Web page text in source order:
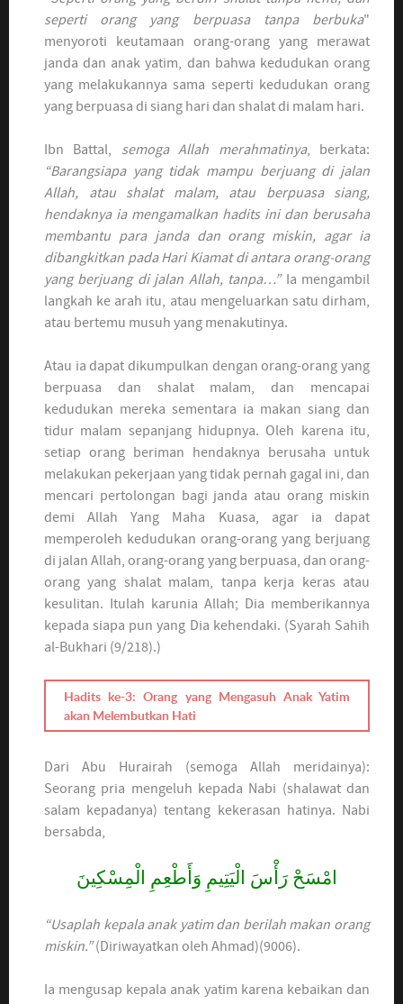
seperti orang yang berpuasa tanpa berbuka"
menyoroti keutamaan orang-orang yang merawat
janda dan anak yatim, dan bahwa kedudukan orang
yang melakukannya sama seperti kedudukan orang
yang berpuasa di siang hari dan shalat di malam hari.
Ibn Battal, semoga Allah merahmatinya, berkata:
“Barangsiapa yang tidak mampu berjuang di jalan
Allah, atau shalat malam, atau berpuasa siang,
hendaknya ia mengamalkan hadits ini dan berusaha
membantu para janda dan orang miskin, agar ia
dibangkitkan pada Hari Kiamat di antara orang-orang
yang berjuang di jalan Allah, tanpa…”Ia mengambil
langkah ke arah itu, atau mengeluarkan satu dirham,
atau bertemu musuh yang menakutinya.
Atau ia dapat dikumpulkan dengan orang-orang yang
berpuasa dan shalat malam, dan mencapai
kedudukan mereka sementara ia makan siang dan
tidur malam sepanjang hidupnya. Oleh karena itu,
setiap orang beriman hendaknya berusaha untuk
melakukan pekerjaan yang tidak pernah gagal ini, dan
mencari pertolongan bagi janda atau orang miskin
demi Allah Yang Maha Kuasa, agar ia dapat
memperoleh kedudukan orang-orang yang berjuang
di jalan Allah, orang-orang yang berpuasa, dan orang-
orang yang shalat malam, tanpa kerja keras atau
kesulitan. Itulah karunia Allah; Dia memberikannya
kepada siapa pun yang Dia kehendaki. (Syarah Sahih
al-Bukhari (9/218).)
Hadits ke-3: Orang yang Mengasuh Anak Yatim
akan Melembutkan Hati
Dari Abu Hurairah (semoga Allah meridainya):
Seorang pria mengeluh kepada Nabi (shalawat dan
salam kepadanya) tentang kekerasan hatinya. Nabi
bersabda,
امْسَحْ رَأْسَ الْيَتِيمِ وَأَطْعِمِ الْمِسْكِينَ
“Usaplah kepala anak yatim dan berilah makan orang
miskin.”(Diriwayatkan oleh Ahmad)(9006).
Ia mengusap kepala anak yatim karena kebaikan dan